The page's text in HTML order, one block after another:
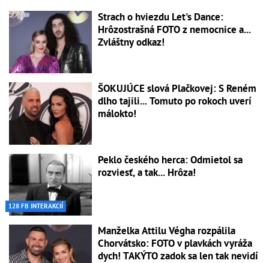
Strach o hviezdu Let's Dance:
Hrôzostrašná FOTO z nemocnice a...
Zvláštny odkaz!
ŠOKUJÚCE slová Plačkovej: S Reném
dlho tajili... Tomuto po rokoch uverí
málokto!
128 FB INTERAKCIÍ
Peklo českého herca: Odmietol sa
rozviesť, a tak... Hrôza!
Manželka Attilu Végha rozpálila
Chorvátsko: FOTO v plavkách vyráža
dych! TAKÝTO zadok sa len tak nevidí